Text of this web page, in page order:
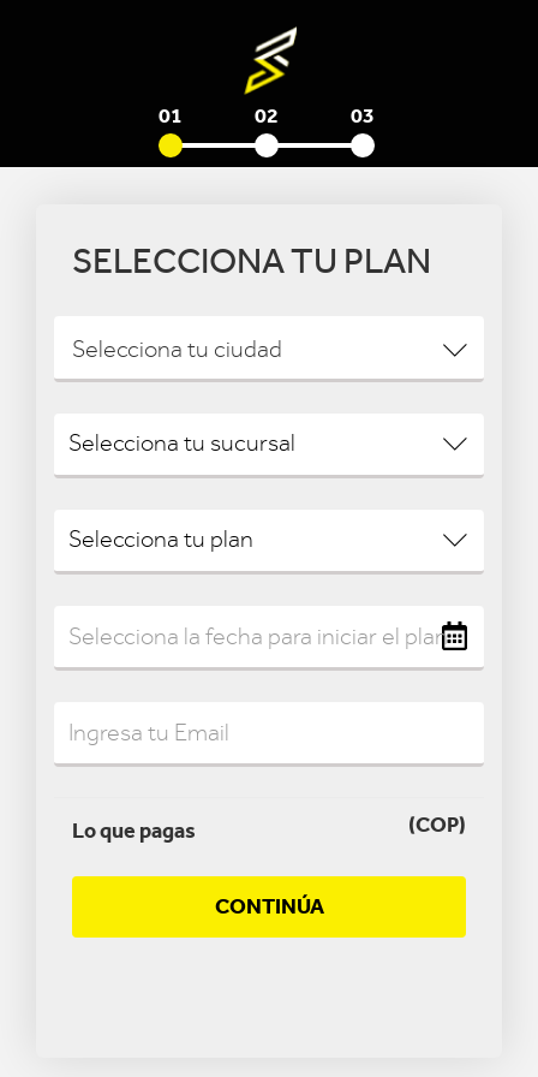
01 02 03
SELECCIONA TU PLAN
Selecciona tu ciudad
Lo que pagas (COP)
CONTINÚA